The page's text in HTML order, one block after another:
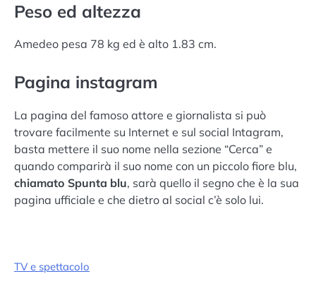
Peso ed altezza
Amedeo pesa 78 kg ed è alto 1.83 cm.
Pagina instagram
La pagina del famoso attore e giornalista si può
trovare facilmente su Internet e sul social Intagram,
basta mettere il suo nome nella sezione “Cerca” e
quando comparirà il suo nome con un piccolo fiore blu,
chiamato Spunta blu, sarà quello il segno che è la sua
pagina ufficiale e che dietro al social c’è solo lui.
TV e spettacolo